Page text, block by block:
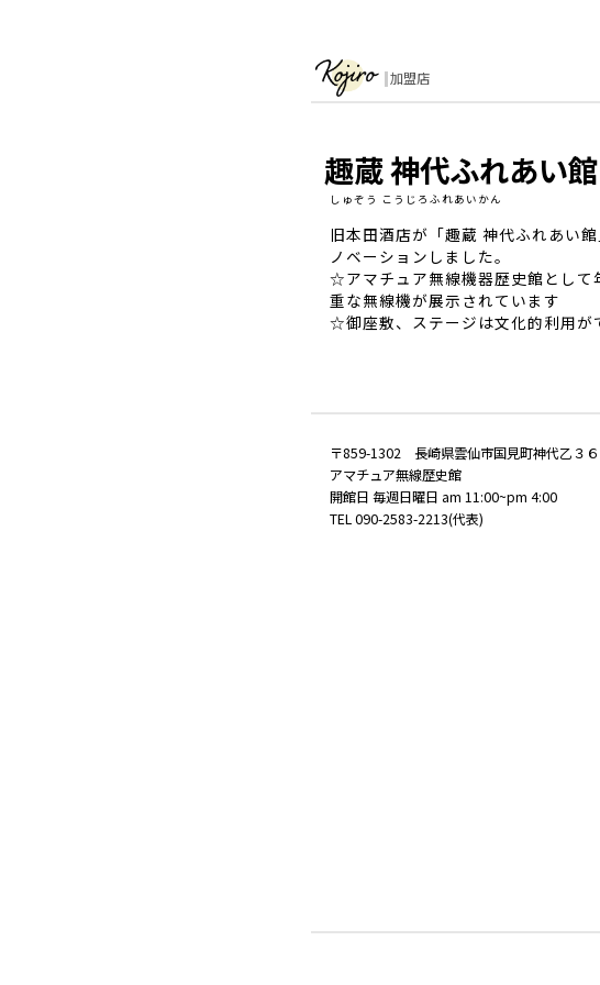
加盟店
趣蔵 神代ふれあい館
しゅぞう こうじろふれあいかん
旧本田酒店が「趣蔵 神代ふれあい
ノベーションしました。
☆アマチュア無線機器歴史館として
重な無線機が展示されています
☆御座敷、ステージは文化的利用が
〒859-1302 長崎県雲仙市国見町神代乙３６
アマチュア無線歴史館
開館日 毎週日曜日 am 11:00~pm 4:00
TEL 090-2583-2213(代表)